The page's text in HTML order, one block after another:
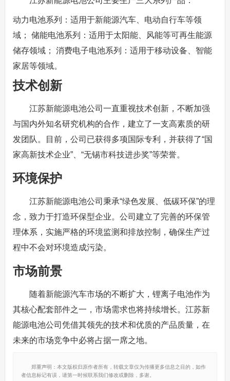
动力电池系列：适用于新能源汽车、电动自行车等领
域； 储能电池系列：适用于太阳能、风能等可再生能源
储存领域； 消费电子电池系列：适用于移动设备、智能
家居等领域。
技术创新
江苏新能源电池公司一直重视技术创新，不断加强
与国内外知名研究机构的合作，建立了一支高素质的研
发团队。目前，公司已获得多项国际专利，并获得了“国
家高新技术企业”、“无锡市科技进步奖”等荣誉。
环境保护
江苏新能源电池公司秉承“绿色发展、低碳环保”的理
念，致力于打造环保型企业。公司建立了完善的环保管
理体系，实施严格的环境监测和排放控制，确保生产过
程中不会对环境造成污染。
市场前景
随着新能源汽车市场的不断扩大，锂离子电池作为
其核心配套部件之一，市场需求也将持续增长。江苏新
能源电池公司凭借其领先的技术和优质的产品质量，在
未来的市场竞争中必将占据一席之地。
郑重声明：本文版权归原作者所有，转载文章仅为传播更多信息之目的，如作
者信息标记有误，请第一时候联系我们修改或删除，多谢。